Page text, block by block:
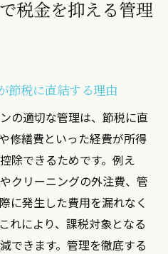
ム運用の成功事例を紹
れる節税運用の具体例
たワンルーム投資の実体
税事例から学ぶポイン
物件運用のコツと工夫
税金を抑える管理
節税に直結する理由
の適切な管理は、節税に直
修繕費といった経費が所得
除できるためです。例え
クリーニングの外注費、管
に発生した費用を漏れなく
れにより、課税対象となる
できます。管理を徹底する